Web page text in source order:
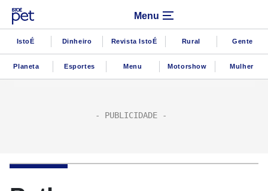
Menu
IstoÉ Dinheiro Revista IstoÉ Rural Gente
Planeta Esportes Menu Motorshow Mulher